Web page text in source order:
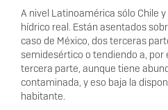
A nivel Latinoamérica sólo Chile
hídrico real. Están asentados
caso de México, dos terceras
semidesértico o tendiendo a, por
tercera parte, aunque tiene
contaminada, y eso baja la
habitante.